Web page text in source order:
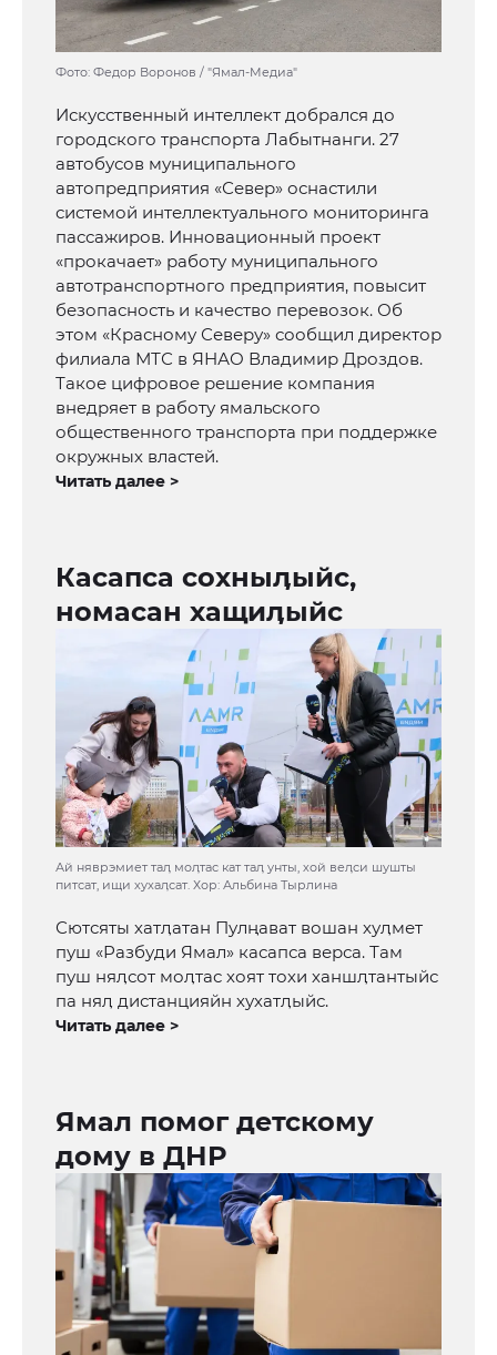
Фото: Федор Воронов / "Ямал-Медиа"
Искусственный интеллект добрался до
городского транспорта Лабытнанги. 27
автобусов муниципального
автопредприятия «Север» оснастили
системой интеллектуального мониторинга
пассажиров. Инновационный проект
«прокачает» работу муниципального
автотранспортного предприятия, повысит
безопасность и качество перевозок. Об
этом «Красному Северу» сообщил директор
филиала МТС в ЯНАО Владимир Дроздов.
Такое цифровое решение компания
внедряет в работу ямальского
общественного транспорта при поддержке
окружных властей.
Читать далее >
Касапса сохныӆыйс,
номасан хащиӆыйс
Ай няврэмиет таӆ моӆтас кат таӆ унты, хой веӆси шушты
питсат, ищи хухаӆсат. Хор: Альбина Тырлина
Сютсяты хатӆатан Пулңават вошан хуӆмет
пуш «Разбуди Ямал» касапса верса. Там
пуш няӆсот моӆтас хоят тохи ханшӆтантыйс
па няӆ дистанцияйн хухатӆыйс.
Читать далее >
Ямал помог детскому
дому в ДНР